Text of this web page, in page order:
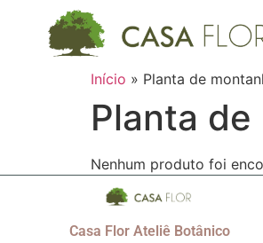
Início » Planta de
Planta
Nenhum produto foi
Casa Flor Ateliê Botânico